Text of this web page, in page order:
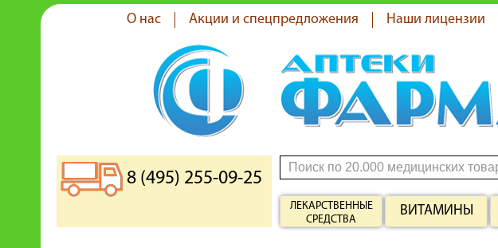
О нас Акции и спецпредложения Наши лицензии
8 (495) 255-09-25
ЛЕКАРСТВЕННЫЕ
СРЕДСТВА
ВИТАМИНЫ